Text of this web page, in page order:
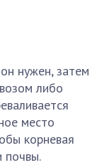
нужен, затем
либо
место
корневая
почвы.